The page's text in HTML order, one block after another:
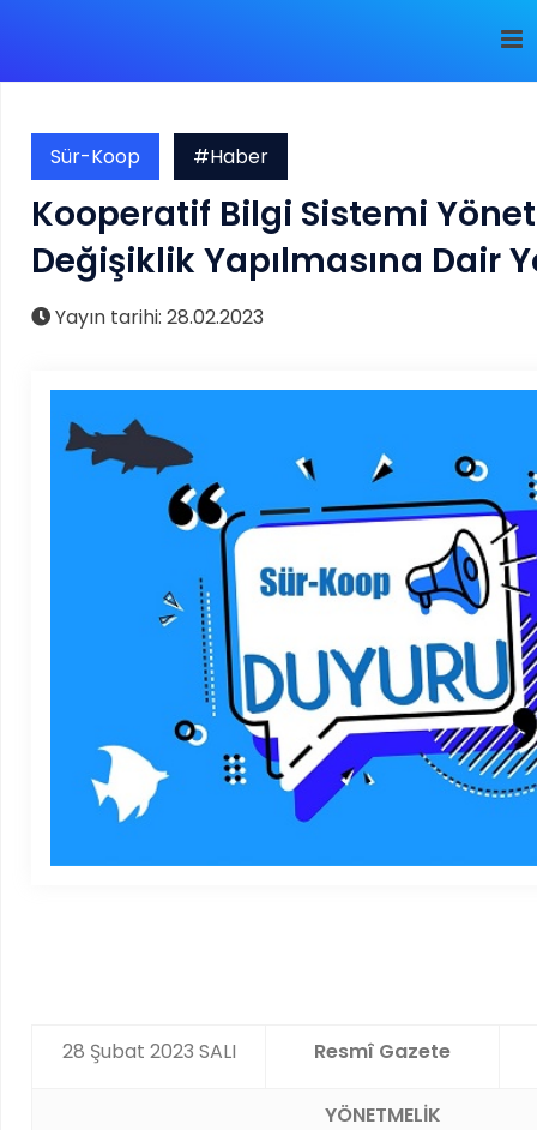
Sür-Koop #Haber
Kooperatif Bilgi Sistemi
Değişiklik Yapılmasına Dair
Yayın tarihi: 28.02.2023
28 Şubat 2023 SALI Resmî Gazete
YÖNETMELİK